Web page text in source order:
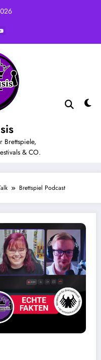
Brettspiele,
& CO.
Brettspiel Podcast